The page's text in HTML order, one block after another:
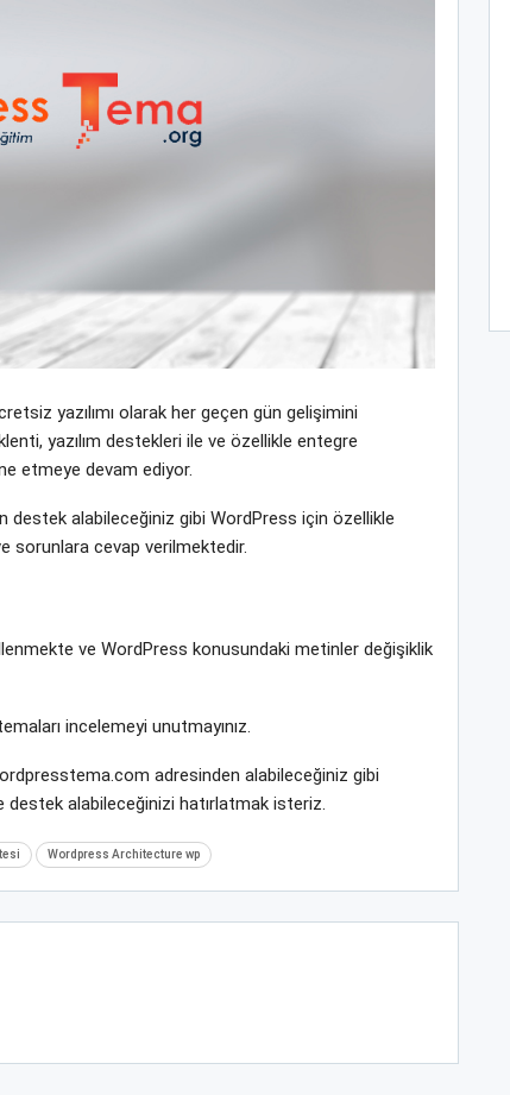
yazılımı olarak her geçen gün gelişimini
yazılım destekleri ile ve özellikle entegre
etmeye devam ediyor.
destek alabileceğiniz gibi WordPress için özellikle
sorunlara cevap verilmektedir.
ve WordPress konusundaki metinler değişiklik
incelemeyi unutmayınız.
adresinden alabileceğiniz gibi
destek alabileceğinizi hatırlatmak isteriz.
Wordpress Architecture wp